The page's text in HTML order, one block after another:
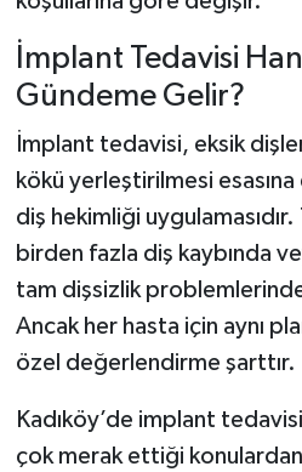
İmplant Tedavisi
Gündeme Gelir?
İmplant tedavisi, eksik
kökü yerleştirilmesi
diş hekimliği
birden fazla diş kaybında
tam dişsizlik
Ancak her hasta için aynı
özel değerlendirme şarttır.
Kadıköy’de implant
çok merak ettiği